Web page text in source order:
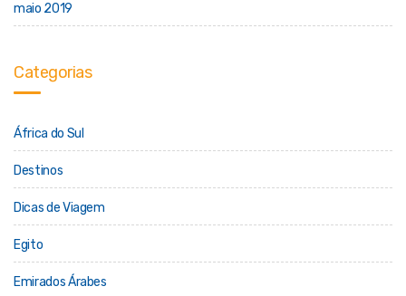
maio 2019
Categorias
África do Sul
Destinos
Dicas de Viagem
Egito
Emirados Árabes